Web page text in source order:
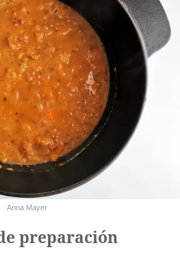
Anna Mayer
preparación